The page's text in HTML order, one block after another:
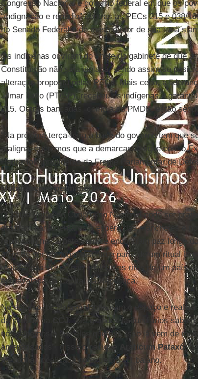
Congresso Nacional e governo federal em que os
“indignação e repúdio” contras as PECs 215 e 038/
no Senado Federal e de mesmo teor de sua irmã
Os indígenas ouviram do chefe do gabinete de que o
Constituição não seja violada, sendo assim se
alteração proposta pelas PECs. Mais cedo, a
Jilmar Tatto (PT/SP), recebeu os indígenas e
215. Outras bancadas, como a do PMDB, estão
“Na próxima terça-feira a base do governo tem que
maligna, queremos que a demarcação fique com o
Padre Ton, presidente da Frente Parlamentar de
Mobilizações permanentes
O Salão Verde do Congresso Nacional pode ser
desfilam parlamentares à espera das manchetes e
repousam no carpete verde e encontram paz longe
além de ser um lugar distinto e parte de um ritual
maioria das vezes não engloba os ritos de um país
engravatada da Capital da República.
No entanto, os Pataxó dominaram o espaço e
da sessão da
CCJ . “Os grandes latifundiários
nós sabemos o que eles querem. Isso já vem de
antepassados”, disse o cacique
Araticum Pataxó,da
Medonha, localizada no extremo sul baiano.